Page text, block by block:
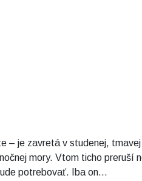
– je zavretá v studenej,
mory. Vtom ticho
potrebovať. Iba on...